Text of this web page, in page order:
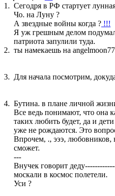
1. Сегодря в РФ стартует
Чо. на Луну ?
А звездные войны когда ? !!!
Я уж грешным делом
патриота запулили туда.
2. ты намекаешь на
3. Для начала посмотрим,
4. Бутина. в плане личной
Все ведь понимают, что она
таких любить будет, да и
уже не рождаются. Это
Впрочем, ., эээ, любовников,
сможет.
---
Внучек говорит
москали в космос полетели.
Уси ?